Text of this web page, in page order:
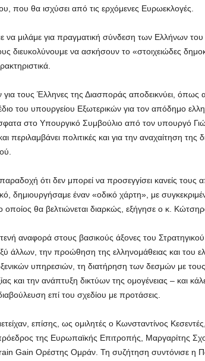
που θα ισχύσει από τις ερχόμενες Ευρωεκλογές.
να μιλάμε για πραγματική σύνδεση των Ελλήνων του
διευκολύνουμε να ασκήσουν το «στοιχειώδες
για τους Έλληνες της Διασποράς αποδεικνύει,
του υπουργείου Εξωτερικών για τον απόδημο
στο Υπουργικό Συμβούλιο από τον υπουργό
περιλαμβάνει πολιτικές και για την αναχαίτηση της
ότι δεν μπορεί να προσεγγίσει κανείς
δημιουργήσαμε έναν «οδικό χάρτη», με
ο οποίος θα βελτιώνεται διαρκώς, εξήγησε ο κ.
αναφορά στους βασικούς άξονες του
άλλων, την προώθηση της ελληνομάθειας και του
υπηρεσιών, τη διατήρηση των δεσμών με τους
και την ανάπτυξη δικτύων της ομογένειας – και
επί του σχεδίου με προτάσεις.
επίσης, ως ομιλητές ο Κωνσταντίνος
της Ευρωπαϊκής Επιτροπής, Μαργαρίτης
Gain Ορέστης Ομράν. Τη συζήτηση συντόνισε η